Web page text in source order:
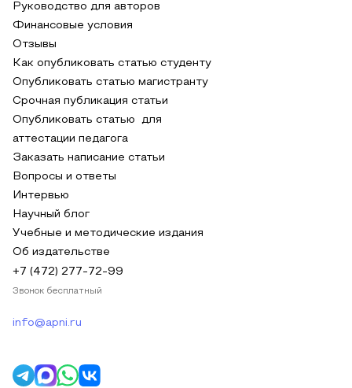
Руководство для авторов
Финансовые условия
Отзывы
Как опубликовать статью студенту
Опубликовать статью магистранту
Срочная публикация статьи
Опубликовать статью для
аттестации педагога
Заказать написание статьи
Вопросы и ответы
Интервью
Научный блог
Учебные и методические издания
Об издательстве
+7 (472) 277-72-99
Звонок бесплатный
info@apni.ru